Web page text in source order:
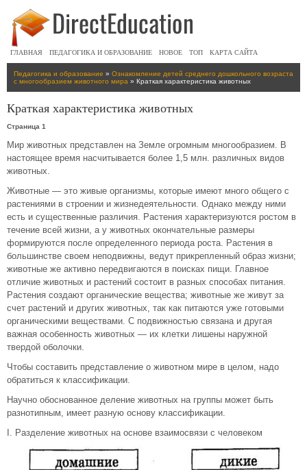
ГЛАВНАЯ ПЕДАГОГИКА И ОБРАЗОВАНИЕ НОВОЕ ТОП КАРТА САЙТА
Педагогика и образование » Ознакомление детей среднего дошкольного возраста
с многообразием животного мира » Краткая характеристика животных
Краткая характеристика животных
Страница 1
Мир животных представлен на Земле огромным многообразием. В
настоящее время насчитывается более 1,5 млн. различных видов
животных.
Животные — это живые организмы, которые имеют много общего с
растениями в строении и жизнедеятельности. Однако между ними
есть и существенные различия. Растения характеризуются ростом в
течение всей жизни, а у животных окончательные размеры
формируются после определенного периода роста. Растения в
большинстве своем неподвижны, ведут прикрепленный образ жизни;
животные же активно передвигаются в поисках пищи. Главное
отличие животных и растений состоит в разных способах питания.
Растения создают органические вещества; животные же живут за
счет растений и других животных, так как питаются уже готовыми
органическими веществами. С подвижностью связана и другая
важная особенность животных — их клетки лишены наружной
твердой оболочки.
Чтобы составить представление о животном мире в целом, надо
обратиться к классификации.
Научно обоснованное деление животных на группы может быть
разнотипным, имеет разную основу классификации.
I. Разделение животных на основе взаимосвязи с человеком